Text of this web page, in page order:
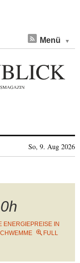
Menü
So, 9. Aug 2026
ENERGIEPREISE IN
FULL